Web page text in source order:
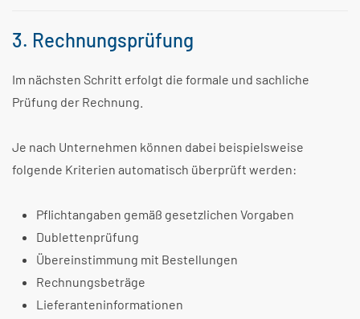
3. Rechnungsprüfung
Im nächsten Schritt erfolgt die formale und sachliche
Prüfung der Rechnung.
Je nach Unternehmen können dabei beispielsweise
folgende Kriterien automatisch überprüft werden:
Pflichtangaben gemäß gesetzlichen Vorgaben
Dublettenprüfung
Übereinstimmung mit Bestellungen
Rechnungsbeträge
Lieferanteninformationen